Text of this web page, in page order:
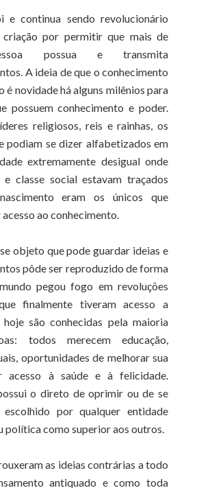
continua sendo revolucionário
criação por permitir que mais de
possua e transmita
A ideia de que o conhecimento
é novidade há alguns milênios para
possuem conhecimento e poder.
religiosos, reis e rainhas, os
podiam se dizer alfabetizados em
extremamente desigual onde
classe social estavam traçados
eram os únicos que
ao conhecimento.
objeto que pode guardar ideias e
pôde ser reproduzido de forma
pegou fogo em revoluções
finalmente tiveram acesso a
hoje são conhecidas pela maioria
todos merecem educação,
oportunidades de melhorar sua
à saúde e à felicidade.
o direto de oprimir ou de se
escolhido por qualquer entidade
política como superior aos outros.
as ideias contrárias a todo
antiquado e como toda